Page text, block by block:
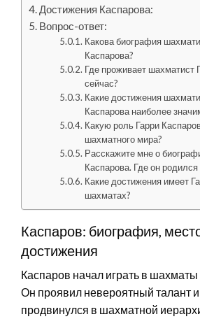
Достижения Каспарова:
Вопрос-ответ:
Какова биография
Каспарова?
Где проживает шахматист
сейчас?
Какие достижения
Каспарова наиболее
Какую роль Гарри
шахматного мира?
Расскажите мне о
Каспарова. Где он родился
Какие достижения имеет
шахматах?
Каспаров: биография,
достижения
Каспаров начал играть в шахматы
Он проявил невероятный талант
продвинулся в шахматной